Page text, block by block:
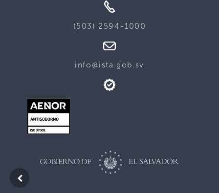
(503) 2594-1000
info@ista.gob.sv